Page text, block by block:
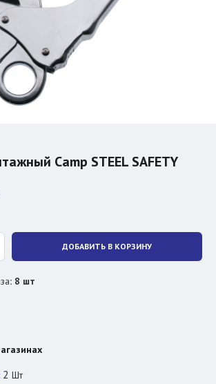
Camp STEEL SAFETY
ДОБАВИТЬ В КОРЗИНУ
: 8 шт
2 Шт